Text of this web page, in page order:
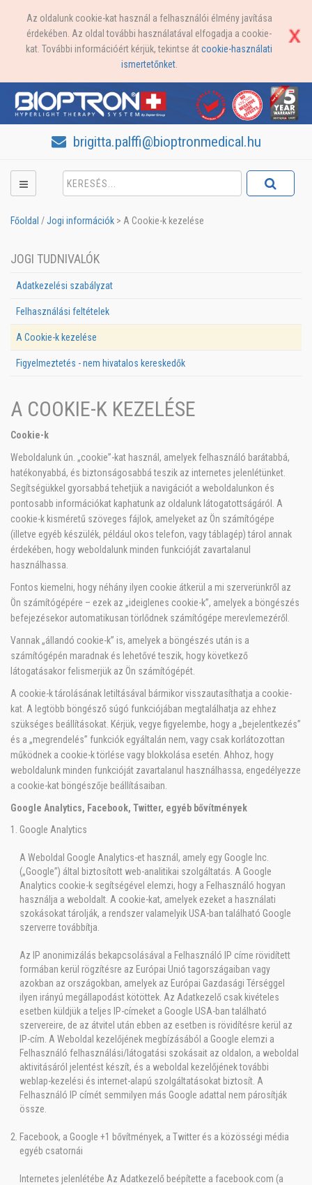
Az oldalunk cookie-kat használ a felhasználói élmény javítása
érdekében. Az oldal további használatával elfogadja a cookie-
kat. További információért kérjük, tekintse átcookie-használati
ismertetőnket.
brigitta.palffi@bioptronmedical.hu
Főoldal /Jogi információk > A Cookie-k kezelése
JOGI TUDNIVALÓK
Adatkezelési szabályzat
Felhasználási feltételek
A Cookie-k kezelése
Figyelmeztetés - nem hivatalos kereskedők
A COOKIE-K KEZELÉSE
Cookie-k
Weboldalunk ún. „cookie”-kat használ, amelyek felhasználó barátabbá,
hatékonyabbá, és biztonságosabbá teszik az internetes jelenlétünket.
Segítségükkel gyorsabbá tehetjük a navigációt a weboldalunkon és
pontosabb információkat kaphatunk az oldalunk látogatottságáról. A
cookie-k kisméretű szöveges fájlok, amelyeket az Ön számítógépe
(illetve egyéb készülék, például okos telefon, vagy táblagép) tárol annak
érdekében, hogy weboldalunk minden funkcióját zavartalanul
használhassa.
Fontos kiemelni, hogy néhány ilyen cookie átkerül a mi szerverünkről az
Ön számítógépére – ezek az „ideiglenes cookie-k”, amelyek a böngészés
befejezésekor automatikusan törlődnek számítógépe merevlemezéről.
Vannak „állandó cookie-k” is, amelyek a böngészés után is a
számítógépén maradnak és lehetővé teszik, hogy következő
látogatásakor felismerjük az Ön számítógépét.
A cookie-k tárolásának letiltásával bármikor visszautasíthatja a cookie-
kat. A legtöbb böngésző súgó funkciójában megtalálhatja az ehhez
szükséges beállításokat. Kérjük, vegye figyelembe, hogy a „bejelentkezés”
és a „megrendelés” funkciók egyáltalán nem, vagy csak korlátozottan
működnek a cookie-k törlése vagy blokkolása esetén. Ahhoz, hogy
weboldalunk minden funkcióját zavartalanul használhassa, engedélyezze
a cookie-kat böngészője beállításaiban.
Google Analytics, Facebook, Twitter, egyéb bővítmények
Google Analytics
A Weboldal Google Analytics-et használ, amely egy Google Inc.
(„Google”) által biztosított web-analitikai szolgáltatás. A Google
Analytics cookie-k segítségével elemzi, hogy a Felhasználó hogyan
használja a weboldalt. A cookie-kat, amelyek ezeket a használati
szokásokat tárolják, a rendszer valamelyik USA-ban található Google
szerverre továbbítja.
Az IP anonimizálás bekapcsolásával a Felhasználó IP címe rövidített
formában kerül rögzítésre az Európai Unió tagországaiban vagy
azokban az országokban, amelyek az Európai Gazdasági Térséggel
ilyen irányú megállapodást kötöttek. Az Adatkezelő csak kivételes
esetben küldjük a teljes IP-címeket a Google USA-ban található
szervereire, de az átvitel után ebben az esetben is rövidítésre kerül az
IP-cím. A Weboldal kezelőjének megbízásából a Google elemzi a
Felhasználó felhasználási/látogatási szokásait az oldalon, a weboldal
aktivitásáról jelentést készít, és a weboldal kezelőjének további
weblap-kezelési és internet-alapú szolgáltatásokat biztosít. A
Felhasználó IP címét semmilyen más Google adattal nem párosítják
össze.
Facebook, a Google +1 bővítmények, a Twitter és a közösségi média
egyéb csatornái
Internetes jelenlétébe Az Adatkezelő beépítette a facebook.com (a